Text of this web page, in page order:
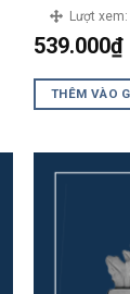
Lượt xem:
539.000₫
THÊM VÀO